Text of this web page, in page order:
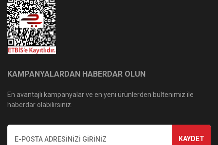
KAMPANYALARDAN HABERDAR OLUN
En avantajlı kampanyalar ve en yeni ürünlerden bültenimiz ile
haberdar olabilirsiniz.
KAYDET